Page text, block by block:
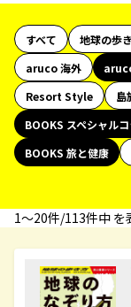
すべて 地球の歩
aruco 海外
Resort Style
島
BOOKS スペシャル
BOOKS 旅と健康
1〜20件/113件中 を